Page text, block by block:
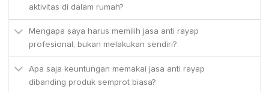
aktivitas di dalam rumah?
Mengapa saya harus memilih jasa anti rayap
profesional, bukan melakukan sendiri?
Apa saja keuntungan memakai jasa anti rayap
dibanding produk semprot biasa?